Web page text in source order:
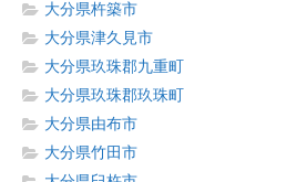
大分県杵築市
大分県津久見市
大分県玖珠郡九重町
大分県玖珠郡玖珠町
大分県由布市
大分県竹田市